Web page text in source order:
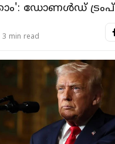
ഡോണള്‍ഡ് ട്രംപ്
3 min read